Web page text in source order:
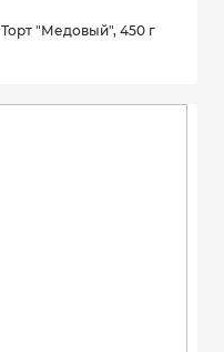
Торт "Медовый", 450 г